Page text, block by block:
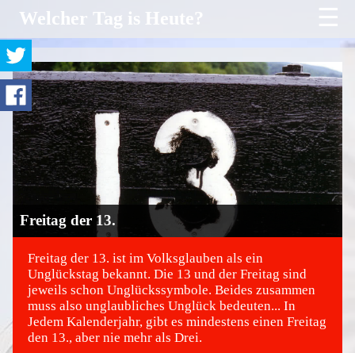
Welcher Tag is Heute? ☰
Freitag der 13.
©
Freitag der 13. ist im Volksglauben als ein
Unglückstag bekannt. Die 13 und der Freitag sind
jeweils schon Unglückssymbole. Beides zusammen
muss also unglaubliches Unglück bedeuten... In
Jedem Kalenderjahr, gibt es mindestens einen Freitag
den 13., aber nie mehr als Drei.